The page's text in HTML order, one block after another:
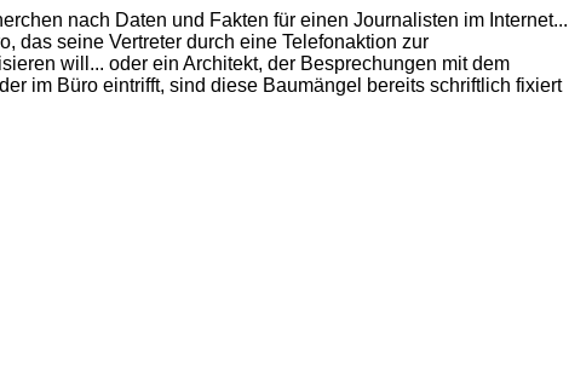
nach Daten und Fakten für einen Journalisten im Internet...
das seine Vertreter durch eine Telefonaktion zur
will... oder ein Architekt, der Besprechungen mit dem
im Büro eintrifft, sind diese Baumängel bereits schriftlich fixiert